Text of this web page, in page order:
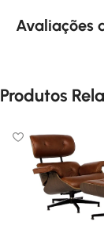
Avaliações
Produtos